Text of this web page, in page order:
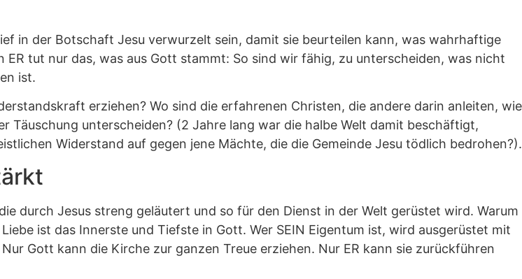
in der Botschaft Jesu verwurzelt sein, damit sie beurteilen kann, was wahrhaftige
tut nur das, was aus Gott stammt: So sind wir fähig, zu unterscheiden, was nicht
ist.
erziehen? Wo sind die erfahrenen Christen, die andere darin anleiten, wie
Täuschung unterscheiden? (2 Jahre lang war die halbe Welt damit beschäftigt,
Widerstand auf gegen jene Mächte, die die Gemeinde Jesu tödlich bedrohen?).
durch Jesus streng geläutert und so für den Dienst in der Welt gerüstet wird. Warum
ist das Innerste und Tiefste in Gott. Wer SEIN Eigentum ist, wird ausgerüstet mit
Gott kann die Kirche zur ganzen Treue erziehen. Nur ER kann sie zurückführen